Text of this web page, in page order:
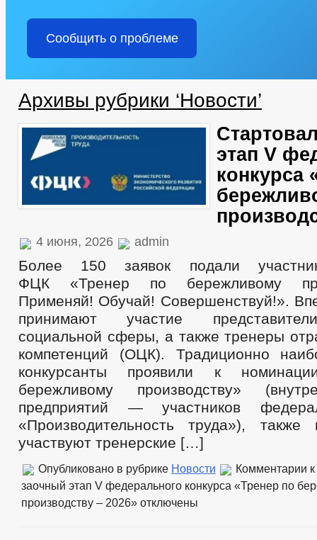
Сообщить о проблеме
Архивы рубрики ‘Новости’
этап V
конкурса
4 июня, 2026 admin
Более 150 заявок подали
ФЦК «Тренер по бережливому
Применяй! Обучай! Совершенствуй!».
принимают участие
социальной сферы, а также тренеры
компетенций (ОЦК). Традиционно
конкурсанты проявили к
бережливому производству»
предприятий — участников
«Производительность труда»), также
участвуют тренерские […]
Опубликовано в рубрике Новости Комментарии
заочный этап V федерального конкурса «Тренер по
производству – 2026» отключены